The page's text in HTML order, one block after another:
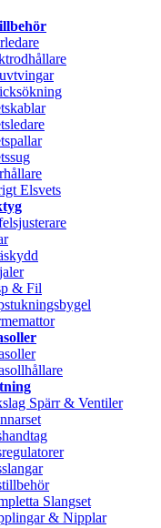
Elsvets
& Fil
Spärr & Ventiler
Slangset
& Nipplar